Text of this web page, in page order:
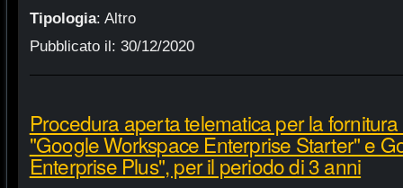
Tipologia: Altro
Pubblicato il: 30/12/2020
Procedura aperta telematica per la
"Google Workspace Enterprise Starter" e
Enterprise Plus", per il periodo di 3 anni